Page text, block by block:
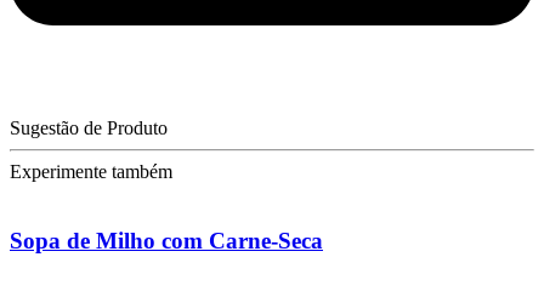
Sugestão de Produto
Experimente também
Sopa de Milho com Carne-Seca